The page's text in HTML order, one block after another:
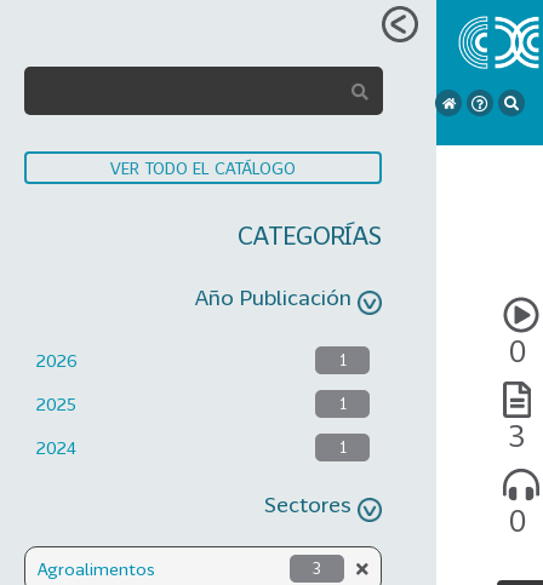
VER TODO EL CATÁLOGO
CATEGORÍAS
Año Publicación
2026 1
2025 1
2024 1
Sectores
Agroalimentos 3
0
3
0